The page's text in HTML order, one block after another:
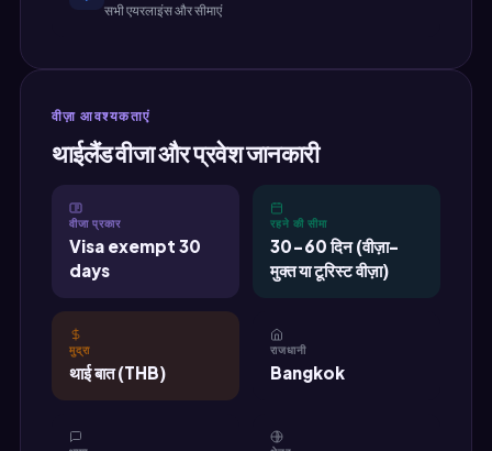
सभी एयरलाइंस और सीमाएं
वीज़ा आवश्यकताएं
थाईलैंड वीजा और प्रवेश जानकारी
वीजा प्रकार
Visa exempt 30
days
रहने की सीमा
30-60 दिन (वीज़ा-
मुक्त या टूरिस्ट वीज़ा)
मुद्रा
थाई बात (THB)
राजधानी
Bangkok